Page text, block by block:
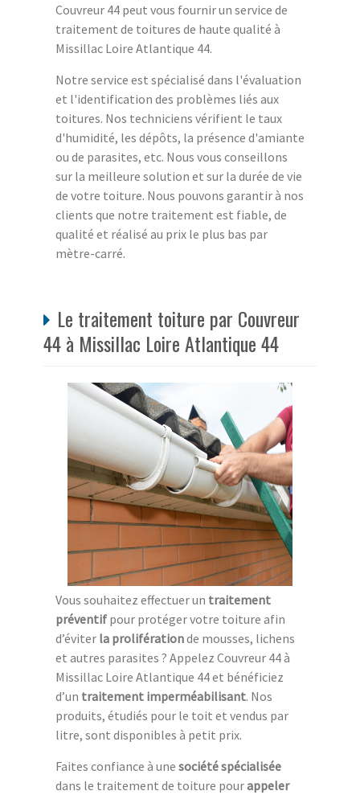
Couvreur 44 peut vous fournir un service de
traitement de toitures de haute qualité à
Missillac Loire Atlantique 44.
Notre service est spécialisé dans l'évaluation
et l'identification des problèmes liés aux
toitures. Nos techniciens vérifient le taux
d'humidité, les dépôts, la présence d'amiante
ou de parasites, etc. Nous vous conseillons
sur la meilleure solution et sur la durée de vie
de votre toiture. Nous pouvons garantir à nos
clients que notre traitement est fiable, de
qualité et réalisé au prix le plus bas par
mètre-carré.
Le traitement toiture par Couvreur
44 à Missillac Loire Atlantique 44
Vous souhaitez effectuer un traitement
préventif pour protéger votre toiture afin
d’éviter la proliférationde mousses, lichens
et autres parasites ? Appelez Couvreur 44 à
Missillac Loire Atlantique 44 et bénéficiez
d’un traitement imperméabilisant. Nos
produits, étudiés pour le toit et vendus par
litre, sont disponibles à petit prix.
Faites confiance à une société spécialisée
dans le traitement de toiture pourappeler